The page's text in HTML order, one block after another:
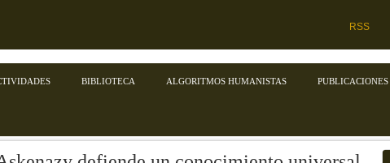
RSS
BIBLIOTECA ALGORITMOS HUMANISTAS PUBLICACIONES